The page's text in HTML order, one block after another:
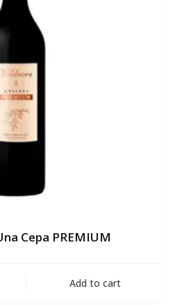
Cepa PREMIUM
Add to cart